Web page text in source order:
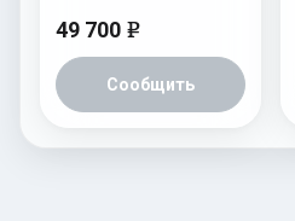
49 700 e
Сообщить